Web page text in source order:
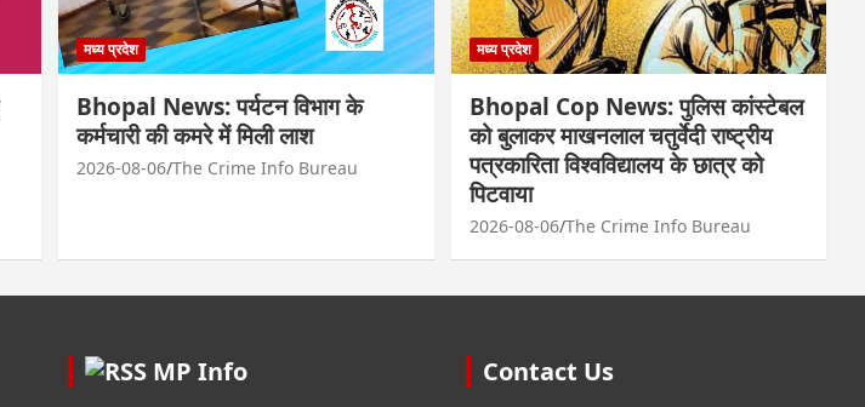
मध्य प्रदेश
Bhopal News: पर्यटन विभाग के
कर्मचारी की कमरे में मिली लाश
2026-08-06 The Crime Info Bureau
मध्य प्रदेश
Bhopal Cop News: पुलिस कांस्टेबल
को बुलाकर माखनलाल चतुर्वेदी राष्ट्रीय
पत्रकारिता विश्वविद्यालय के छात्र को
पिटवाया
2026-08-06 The Crime Info Bureau
MP Info Contact Us